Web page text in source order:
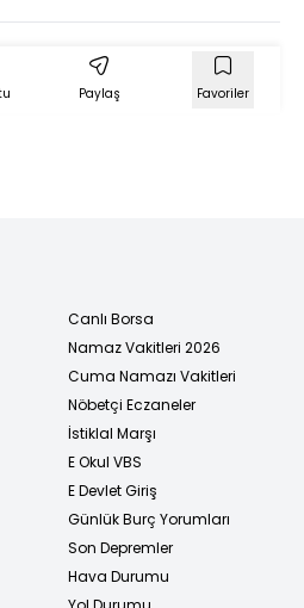
Paylaş Favoriler
Canlı Borsa
Namaz Vakitleri 2026
Cuma Namazı Vakitleri
Nöbetçi Eczaneler
İstiklal Marşı
E Okul VBS
E Devlet Giriş
Günlük Burç Yorumları
Son Depremler
Hava Durumu